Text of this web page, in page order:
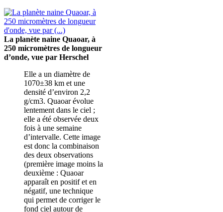
La planète naine Quaoar, à
250 micromètres de longueur
d’onde, vue par Herschel
Elle a un diamètre de
1070±38 km et une
densité d’environ 2,2
g/cm3. Quaoar évolue
lentement dans le ciel ;
elle a été observée deux
fois à une semaine
d’intervalle. Cette image
est donc la combinaison
des deux observations
(première image moins la
deuxième : Quaoar
apparaît en positif et en
négatif, une technique
qui permet de corriger le
fond ciel autour de